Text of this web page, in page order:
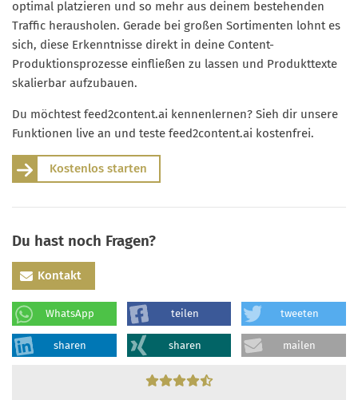
optimal platzieren und so mehr aus deinem bestehenden
Traffic herausholen. Gerade bei großen Sortimenten lohnt es
sich, diese Erkenntnisse direkt in deine Content-
Produktionsprozesse einfließen zu lassen und Produkttexte
skalierbar aufzubauen.
Du möchtest feed2content.ai kennenlernen? Sieh dir unsere
Funktionen live an und teste feed2content.ai kostenfrei.
Kostenlos starten
Du hast noch Fragen?
Kontakt
WhatsApp teilen tweeten
sharen sharen mailen